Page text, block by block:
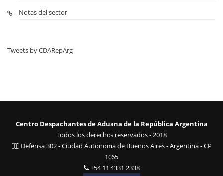
Notas del sector
Tweets by CDARepArg
Centro Despachantes de Aduana de la República Argentina
Todos los derechos reservados - 2018
Defensa 302 - Ciudad Autonoma de Buenos Aires - Argentina - CP
1065
+54 11 4331 2338